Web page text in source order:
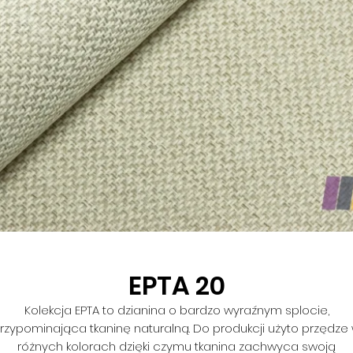
EPTA 20
Kolekcja EPTA to dzianina o bardzo wyraźnym splocie,
tkaninę naturalną. Do produkcji użyto przędze
różnych kolorach dzięki czymu tkanina zachwyca swoją